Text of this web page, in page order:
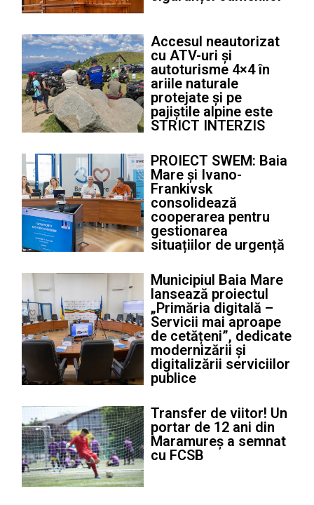
Accesul neautorizat
cu ATV-uri și
autoturisme 4×4 în
ariile naturale
protejate și pe
pajiștile alpine este
STRICT INTERZIS
PROIECT SWEM: Baia
Mare și Ivano-
Frankivsk
consolidează
cooperarea pentru
gestionarea
situațiilor de urgență
Municipiul Baia Mare
lansează proiectul
„Primăria digitală –
Servicii mai aproape
de cetățeni”, dedicate
modernizării și
digitalizării serviciilor
publice
Transfer de viitor! Un
portar de 12 ani din
Maramureș a semnat
cu FCSB